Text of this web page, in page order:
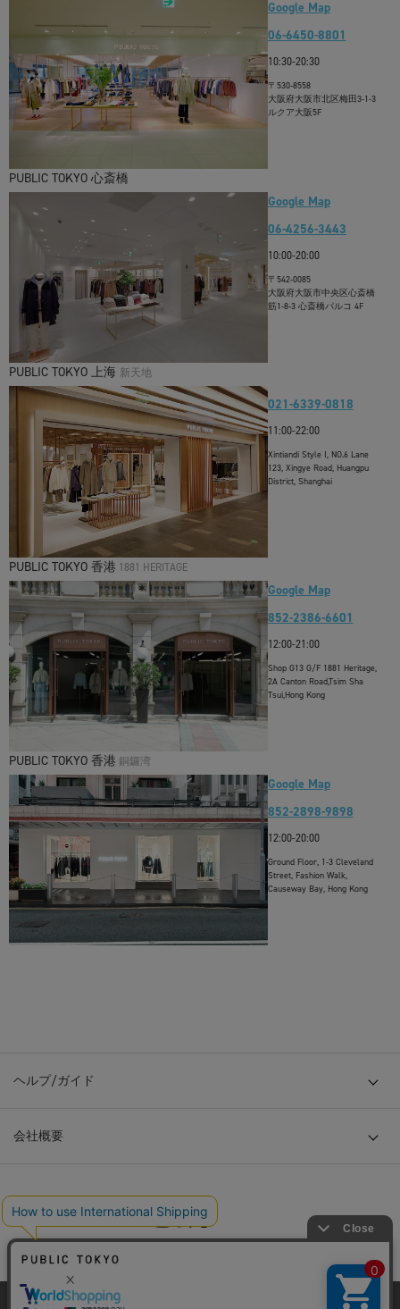
Google Map
06-6450-8801
10:30-20:30
〒530-8558
大阪府大阪市北区梅田3-1-3
ルクア大阪5F
PUBLIC TOKYO 心斎橋
Google Map
06-4256-3443
10:00-20:00
〒542-0085
大阪府大阪市中央区心斎橋
筋1-8-3 心斎橋パルコ 4F
PUBLIC TOKYO 上海 新天地
021-6339-0818
11:00-22:00
Xintiandi Style I, NO.6 Lane
123, Xingye Road, Huangpu
District, Shanghai
PUBLIC TOKYO 香港 1881 HERITAGE
Google Map
852-2386-6601
12:00-21:00
Shop G13 G/F 1881 Heritage,
2A Canton Road,Tsim Sha
Tsui,Hong Kong
PUBLIC TOKYO 香港 銅鑼湾
Google Map
852-2898-9898
12:00-20:00
Ground Floor, 1-3 Cleveland
Street, Fashion Walk,
Causeway Bay, Hong Kong
ヘルプ/ガイド
会社概要
当サイトはクッキー(cookie)を使用します。クッキーはサイト内